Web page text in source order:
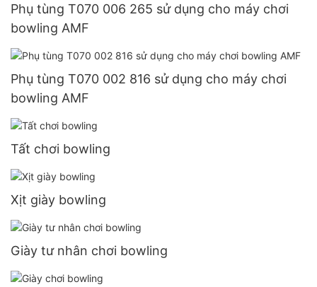
Phụ tùng T070 006 265 sử dụng cho máy chơi
bowling AMF
Phụ tùng T070 002 816 sử dụng cho máy chơi
bowling AMF
Tất chơi bowling
Xịt giày bowling
Giày tư nhân chơi bowling